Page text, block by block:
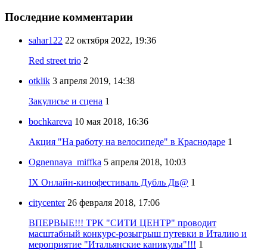
Последние комментарии
sahar122 22 октября 2022, 19:36
Red street trio 2
otklik 3 апреля 2019, 14:38
Закулисье и сцена 1
bochkareva 10 мая 2018, 16:36
Акция "На работу на велосипеде" в Краснодаре 1
Ognennaya_miffka 5 апреля 2018, 10:03
IX Онлайн-кинофестиваль Дубль Дв@ 1
citycenter 26 февраля 2018, 17:06
ВПЕРВЫЕ!!! ТРК "СИТИ ЦЕНТР" проводит
масштабный конкурс-розыгрыш путевки в Италию и
мероприятие "Итальянские каникулы"!!! 1